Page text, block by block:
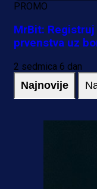
PROMO
MrBit:
prvenstva uz
2 sedmica 6 dan
Najnovije